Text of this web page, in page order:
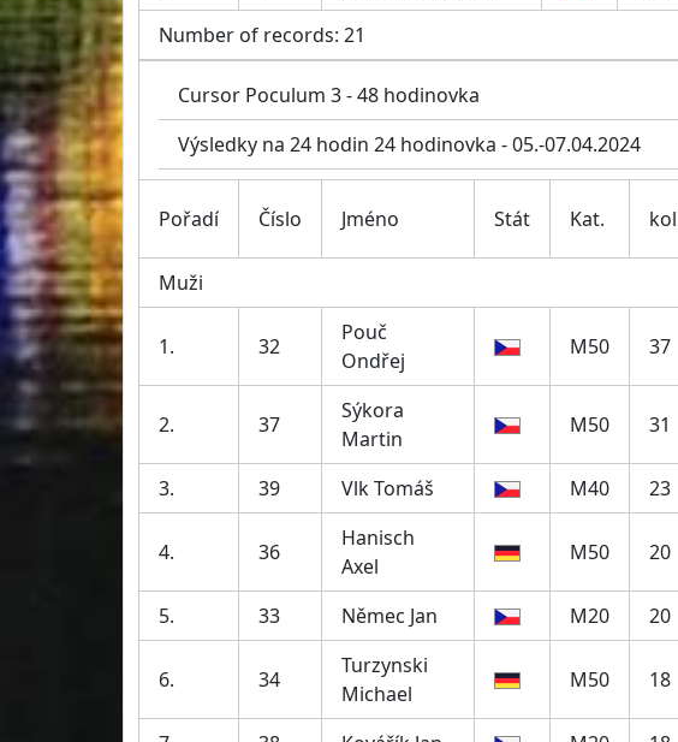
Number of records: 21
Cursor Poculum 3 - 48 hodinovka
Výsledky na 24 hodin 24 hodinovka - 05.-07.04.2024
Pořadí Číslo Jméno Stát Kat. kol
Muži
1. 32
Pouč
Ondřej
M50 37
2. 37
Sýkora
Martin
M50 31
3. 39 Vlk Tomáš M40 23
4. 36
Hanisch
Axel
M50 20
5. 33 Němec Jan M20 20
6. 34
Turzynski
Michael
M50 18